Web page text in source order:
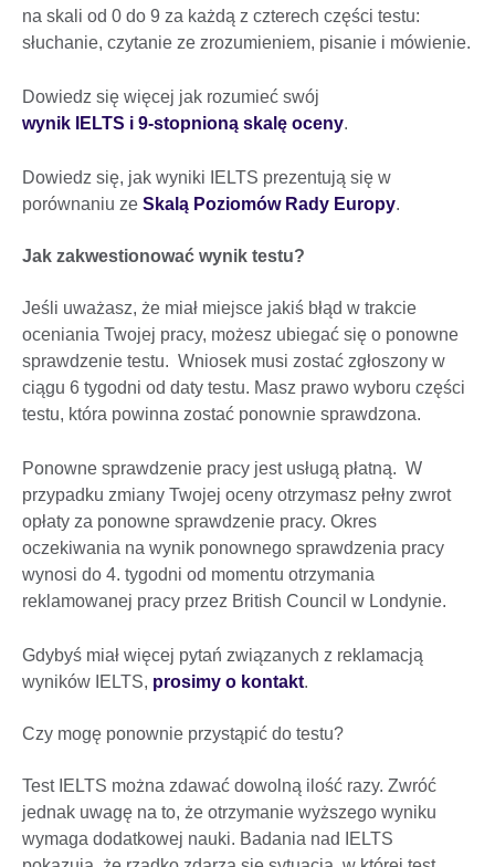
na skali od 0 do 9 za każdą z czterech części testu:
słuchanie, czytanie ze zrozumieniem, pisanie i mówienie.
Dowiedz się więcej jak rozumieć swój
wynik IELTS i 9-stopnioną skalę oceny.
Dowiedz się, jak wyniki IELTS prezentują się w
porównaniu ze Skalą Poziomów Rady Europy.
Jak zakwestionować wynik testu?
Jeśli uważasz, że miał miejsce jakiś błąd w trakcie
oceniania Twojej pracy, możesz ubiegać się o ponowne
sprawdzenie testu. Wniosek musi zostać zgłoszony w
ciągu 6 tygodni od daty testu. Masz prawo wyboru części
testu, która powinna zostać ponownie sprawdzona.
Ponowne sprawdzenie pracy jest usługą płatną. W
przypadku zmiany Twojej oceny otrzymasz pełny zwrot
opłaty za ponowne sprawdzenie pracy. Okres
oczekiwania na wynik ponownego sprawdzenia pracy
wynosi do 4. tygodni od momentu otrzymania
reklamowanej pracy przez British Council w Londynie.
Gdybyś miał więcej pytań związanych z reklamacją
wyników IELTS, prosimy o kontakt.
Czy mogę ponownie przystąpić do testu?
Test IELTS można zdawać dowolną ilość razy. Zwróć
jednak uwagę na to, że otrzymanie wyższego wyniku
wymaga dodatkowej nauki. Badania nad IELTS